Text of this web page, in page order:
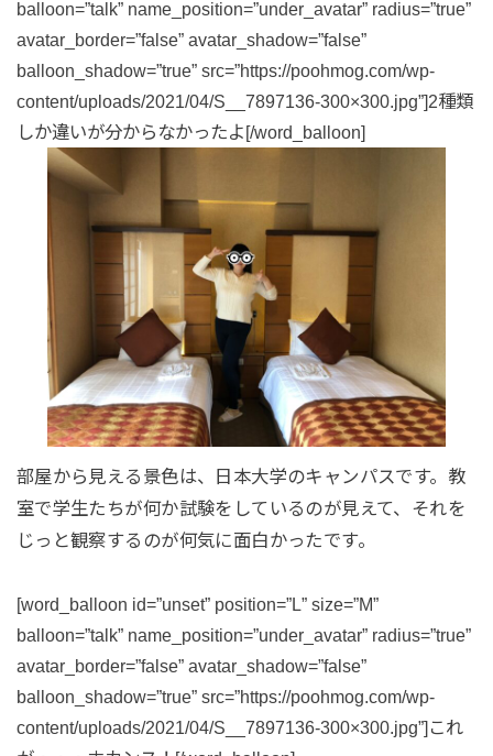
balloon=”talk” name_position=”under_avatar” radius=”true”
avatar_border=”false” avatar_shadow=”false”
balloon_shadow=”true” src=”https://poohmog.com/wp-
content/uploads/2021/04/S__7897136-300×300.jpg”]2種類
しか違いが分からなかったよ[/word_balloon]
部屋から見える景色は、日本大学のキャンパスです。教
室で学生たちが何か試験をしているのが見えて、それを
じっと観察するのが何気に面白かったです。
[word_balloon id=”unset” position=”L” size=”M”
balloon=”talk” name_position=”under_avatar” radius=”true”
avatar_border=”false” avatar_shadow=”false”
balloon_shadow=”true” src=”https://poohmog.com/wp-
content/uploads/2021/04/S__7897136-300×300.jpg”]これ